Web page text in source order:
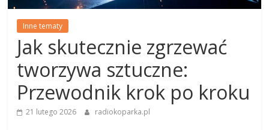
Inne tematy
Jak skutecznie zgrzewać
tworzywa sztuczne:
Przewodnik krok po kroku
21 lutego 2026 radiokoparka.pl